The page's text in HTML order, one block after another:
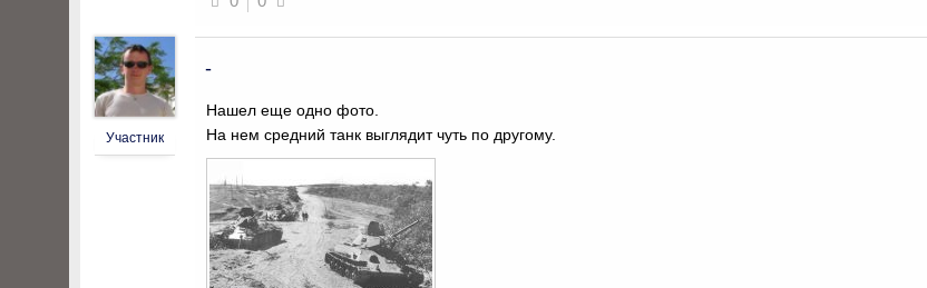
Участник
-
Нашел еще одно фото.
На нем средний танк выглядит чуть по другому.